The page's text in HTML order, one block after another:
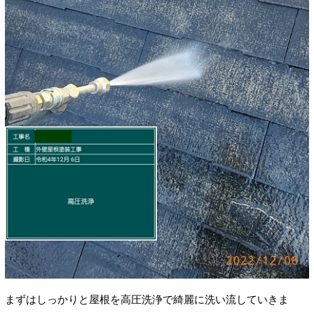
まずはしっかりと屋根を高圧洗浄で綺麗に洗い流していきま